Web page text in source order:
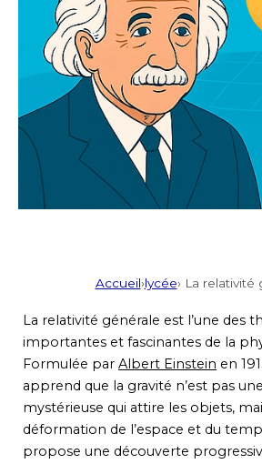
Accueil›lycée› La relativité
La relativité générale est l’une des
importantes et fascinantes de la
Formulée par Albert Einstein en
apprend que la gravité n’est pas
mystérieuse qui attire les objets,
déformation de l’espace et du
propose une découverte